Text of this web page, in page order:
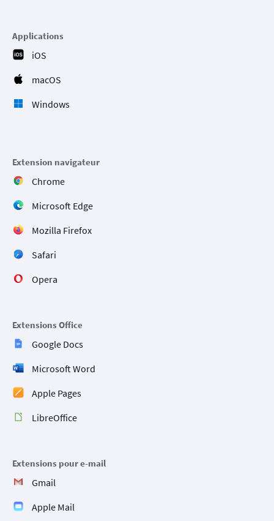
Applications
iOS
macOS
Windows
Extension navigateur
Chrome
Microsoft Edge
Mozilla Firefox
Safari
Opera
Extensions Office
Google Docs
Microsoft Word
Apple Pages
LibreOffice
Extensions pour e-mail
Gmail
Apple Mail